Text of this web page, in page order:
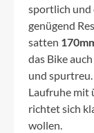
sportlich und
genügend
satten
das Bike
und
Laufruhe mit
richtet sich
wollen.